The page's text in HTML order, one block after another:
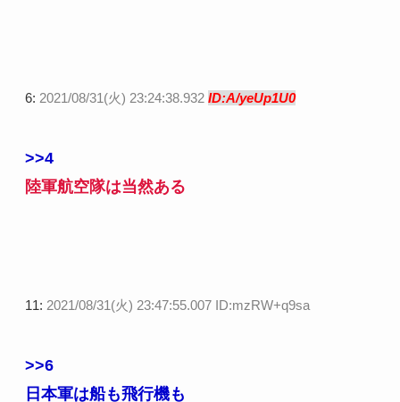
6: 2021/08/31(火) 23:24:38.932 ID:A/yeUp1U0
>>4
陸軍航空隊は当然ある
11: 2021/08/31(火) 23:47:55.007 ID:mzRW+q9sa
>>6
日本軍は船も飛行機も